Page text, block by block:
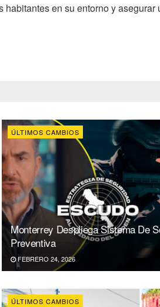
en su entorno y asegurar
ÚLTIMOS CAMBIOS
Monterrey Despliega Sistema De
Preventiva
FEBRERO 24, 2026
ÚLTIMOS CAMBIOS